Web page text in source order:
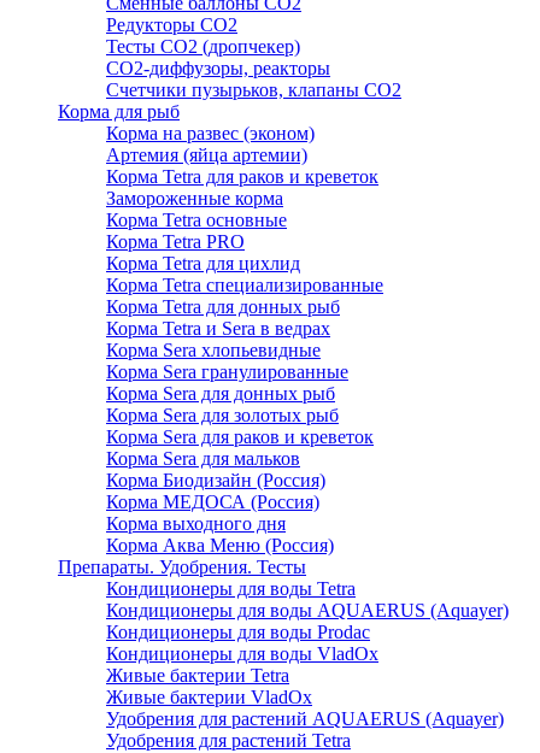
Редукторы СО2
Тесты CO2 (дропчекер)
СО2-диффузоры, реакторы
Счетчики пузырьков, клапаны СО2
Корма для рыб
Корма на развес (эконом)
Артемия (яйца артемии)
Корма Tetra для раков и креветок
Замороженные корма
Корма Tetra основные
Корма Tetra PRO
Корма Tetra для цихлид
Корма Tetra специализированные
Корма Tetra для донных рыб
Корма Tetra и Sera в ведрах
Корма Sera хлопьевидные
Корма Sera гранулированные
Корма Sera для донных рыб
Корма Sera для золотых рыб
Корма Sera для раков и креветок
Корма Sera для мальков
Корма Биодизайн (Россия)
Корма МЕДОСА (Россия)
Корма выходного дня
Корма Аква Меню (Россия)
Препараты. Удобрения. Тесты
Кондиционеры для воды Tetra
Кондиционеры для воды AQUAERUS (Aquayer)
Кондиционеры для воды Prodac
Кондиционеры для воды VladOx
Живые бактерии Tetra
Живые бактерии VladOx
Удобрения для растений AQUAERUS (Aquayer)
Удобрения для растений Tetra